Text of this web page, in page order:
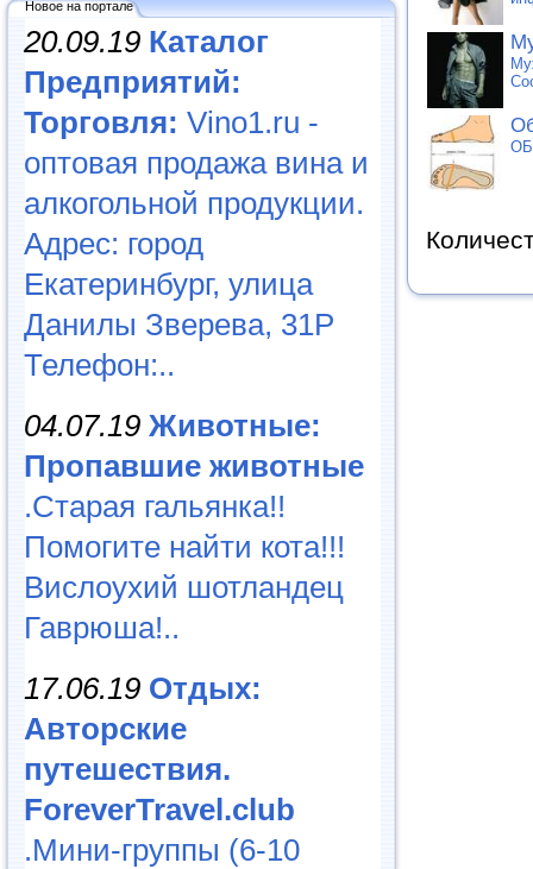
Новое на портале
20.09.19 Каталог
Предприятий:
Торговля: Vino1.ru -
оптовая продажа вина и
алкогольной продукции.
Адрес: город
Екатеринбург, улица
Данилы Зверева, 31Р
Телефон:..
04.07.19 Животные:
Пропавшие животные
.Старая гальянка!!
Помогите найти кота!!!
Вислоухий шотландец
Гаврюша!..
17.06.19 Отдых:
Авторские
путешествия.
ForeverTravel.club
.Мини-группы (6-10